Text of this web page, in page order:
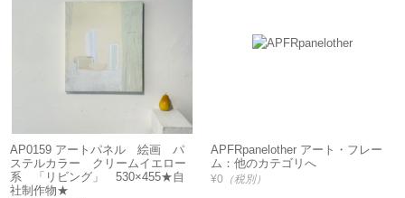
AP0159 アートパネル 絵画 パ
ステルカラー クリームイエロー
系 「リビング」 530×455★自
社制作物★
APFRpanelother アート・フレー
ム：他のカテゴリへ
¥0 （税別）